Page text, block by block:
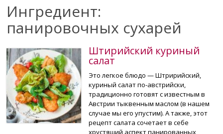
Ингредиент:
панировочных сухарей
Штирийский куриный
салат
Это легкое блюдо — Штририйский,
куриный салат по-австрийски,
традиционно готовят с известным в
Австрии тыквенным маслом (в нашем
случае мы его упустим). А также, этот
рецепт салата сочетает в себе
хрустящий аспект панированных